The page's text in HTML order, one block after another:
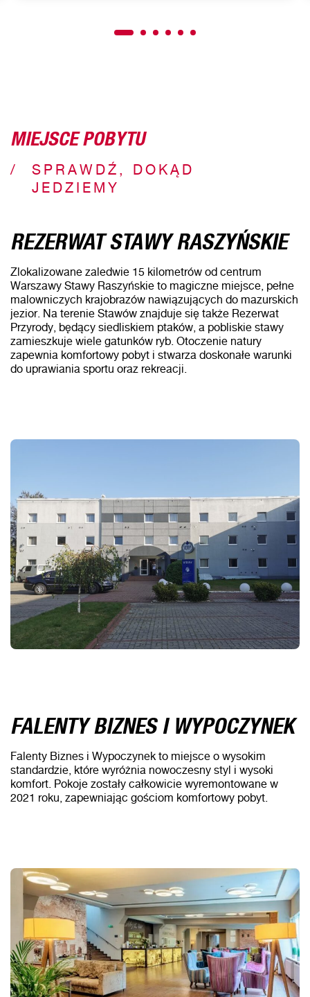
MIEJSCE POBYTU
SPRAWDŹ, DOKĄD
JEDZIEMY
REZERWAT STAWY RASZYŃSKIE
Zlokalizowane zaledwie 15 kilometrów od centrum
Warszawy Stawy Raszyńskie to magiczne miejsce, pełne
malowniczych krajobrazów nawiązujących do mazurskich
jezior. Na terenie Stawów znajduje się także Rezerwat
Przyrody, będący siedliskiem ptaków, a pobliskie stawy
zamieszkuje wiele gatunków ryb. Otoczenie natury
zapewnia komfortowy pobyt i stwarza doskonałe warunki
do uprawiania sportu oraz rekreacji.
FALENTY BIZNES I WYPOCZYNEK
Falenty Biznes i Wypoczynek to miejsce o wysokim
standardzie, które wyróżnia nowoczesny styl i wysoki
komfort. Pokoje zostały całkowicie wyremontowane w
2021 roku, zapewniając gościom komfortowy pobyt.